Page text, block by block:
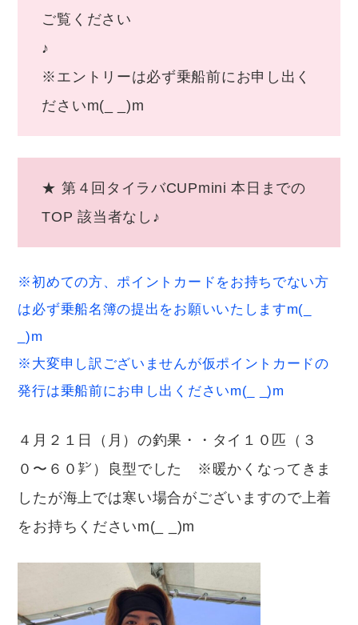
ご覧ください
※エントリーは必ず乗船前にお申し出く
ださいm(_ _)m
★ 第４回タイラバCUPmini 本日までの
TOP 該当者なし♪
※初めての方、ポイントカードをお持ちでない方
は必ず乗船名簿の提出をお願いいたしますm(_
※大変申し訳ございませんが仮ポイントカードの
発行は乗船前にお申し出くださいm(_ _)m
４月２１日（月）の釣果・・タイ１０匹（３
０〜６０㌢）良型でした ※暖かくなってきま
したが海上では寒い場合がございますので上着
をお持ちくださいm(_ _)m